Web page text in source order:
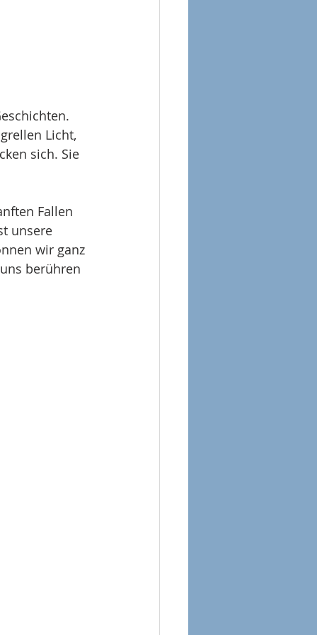
Licht,
sich. Sie
Fallen
unsere
wir ganz
berühren